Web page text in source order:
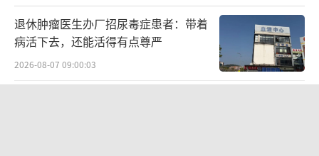
退休肿瘤医生办厂招尿毒症患者：带着
病活下去，还能活得有点尊严
2026-08-07 09:00:03